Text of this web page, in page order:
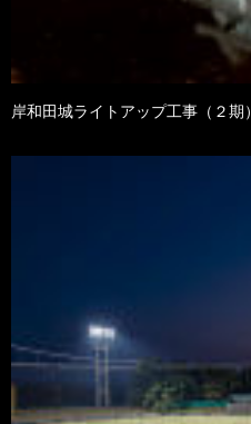
岸和田城ライトアップ工事（２期）